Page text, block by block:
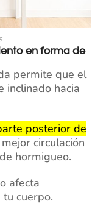
en forma de
permite que el
inclinado hacia
posterior de
circulación
hormigueo.
afecta
cuerpo.